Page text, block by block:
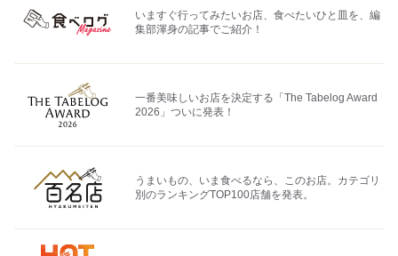
いますぐ行ってみたいお店、食べたいひと皿を、編
集部渾身の記事でご紹介！
一番美味しいお店を決定する「The Tabelog Award
2026」ついに発表！
うまいもの、いま食べるなら、このお店。カテゴリ
別のランキングTOP100店舗を発表。